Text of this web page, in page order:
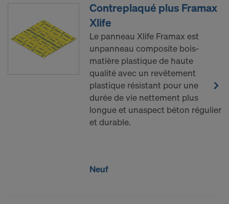
Contreplaqué plus Framax
Xlife
Le panneau Xlife Framax est
unpanneau composite bois-
matière plastique de haute
qualité avec un revêtement
plastique résistant pour une
durée de vie nettement plus
longue et unaspect béton régulier
et durable.
Neuf